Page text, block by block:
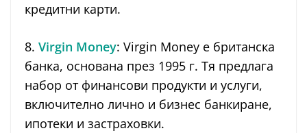
кредитни карти.
8. Virgin Money: Virgin Money е британска
банка, основана през 1995 г. Тя предлага
набор от финансови продукти и услуги,
включително лично и бизнес банкиране,
ипотеки и застраховки.